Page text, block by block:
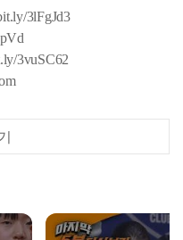
3lFgJd3
3vuSC62